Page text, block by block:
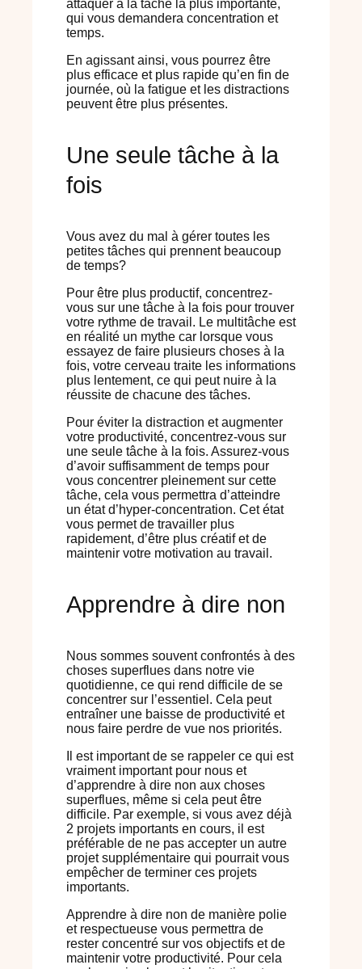
attaquer à la tâche la plus importante,
qui vous demandera concentration et
temps.
En agissant ainsi, vous pourrez être
plus efficace et plus rapide qu’en fin de
journée, où la fatigue et les distractions
peuvent être plus présentes.
Une seule tâche à la
fois
Vous avez du mal à gérer toutes les
petites tâches qui prennent beaucoup
de temps?
Pour être plus productif, concentrez-
vous sur une tâche à la fois pour trouver
votre rythme de travail. Le multitâche est
en réalité un mythe car lorsque vous
essayez de faire plusieurs choses à la
fois, votre cerveau traite les informations
plus lentement, ce qui peut nuire à la
réussite de chacune des tâches.
Pour éviter la distraction et augmenter
votre productivité, concentrez-vous sur
une seule tâche à la fois. Assurez-vous
d’avoir suffisamment de temps pour
vous concentrer pleinement sur cette
tâche, cela vous permettra d’atteindre
un état d’hyper-concentration. Cet état
vous permet de travailler plus
rapidement, d’être plus créatif et de
maintenir votre motivation au travail.
Apprendre à dire non
Nous sommes souvent confrontés à des
choses superflues dans notre vie
quotidienne, ce qui rend difficile de se
concentrer sur l’essentiel. Cela peut
entraîner une baisse de productivité et
nous faire perdre de vue nos priorités.
Il est important de se rappeler ce qui est
vraiment important pour nous et
d’apprendre à dire non aux choses
superflues, même si cela peut être
difficile. Par exemple, si vous avez déjà
2 projets importants en cours, il est
préférable de ne pas accepter un autre
projet supplémentaire qui pourrait vous
empêcher de terminer ces projets
importants.
Apprendre à dire non de manière polie
et respectueuse vous permettra de
rester concentré sur vos objectifs et de
maintenir votre productivité. Pour cela